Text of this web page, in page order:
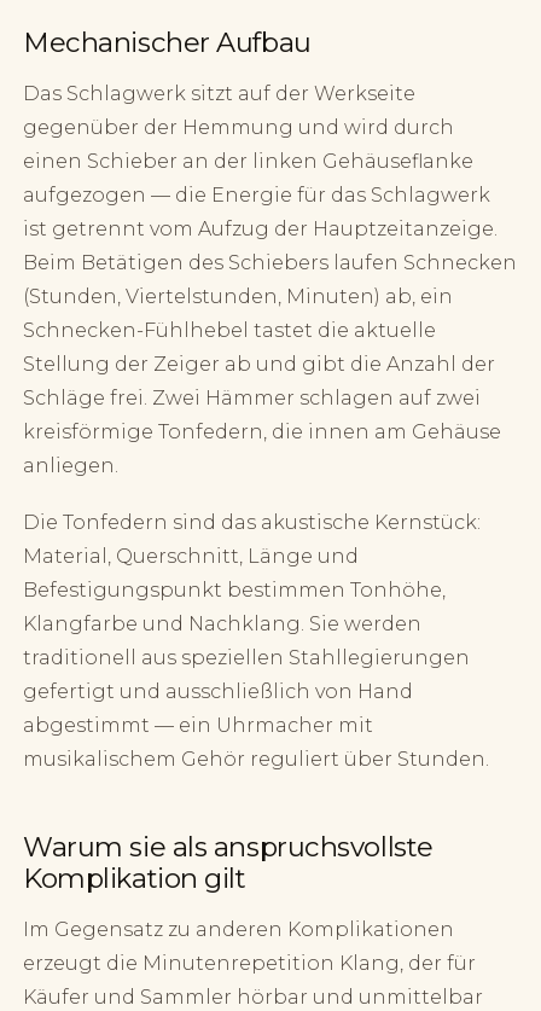
Mechanischer Aufbau
Das Schlagwerk sitzt auf der Werkseite
gegenüber der Hemmung und wird durch
einen Schieber an der linken Gehäuseflanke
aufgezogen — die Energie für das Schlagwerk
ist getrennt vom Aufzug der Hauptzeitanzeige.
Beim Betätigen des Schiebers laufen Schnecken
(Stunden, Viertelstunden, Minuten) ab, ein
Schnecken-Fühlhebel tastet die aktuelle
Stellung der Zeiger ab und gibt die Anzahl der
Schläge frei. Zwei Hämmer schlagen auf zwei
kreisförmige Tonfedern, die innen am Gehäuse
anliegen.
Die Tonfedern sind das akustische Kernstück:
Material, Querschnitt, Länge und
Befestigungspunkt bestimmen Tonhöhe,
Klangfarbe und Nachklang. Sie werden
traditionell aus speziellen Stahllegierungen
gefertigt und ausschließlich von Hand
abgestimmt — ein Uhrmacher mit
musikalischem Gehör reguliert über Stunden.
Warum sie als anspruchsvollste
Komplikation gilt
Im Gegensatz zu anderen Komplikationen
erzeugt die Minutenrepetition Klang, der für
Käufer und Sammler hörbar und unmittelbar